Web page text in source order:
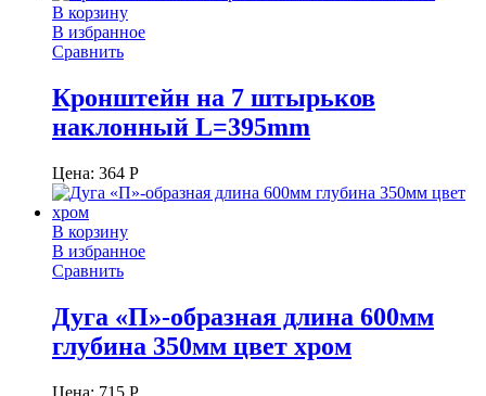
В корзину
В избранное
Сравнить
Кронштейн на 7 штырьков
наклонный L=395mm
Цена: 364 Р
В корзину
В избранное
Сравнить
Дуга «П»-образная длина 600мм
глубина 350мм цвет хром
Цена: 715 Р